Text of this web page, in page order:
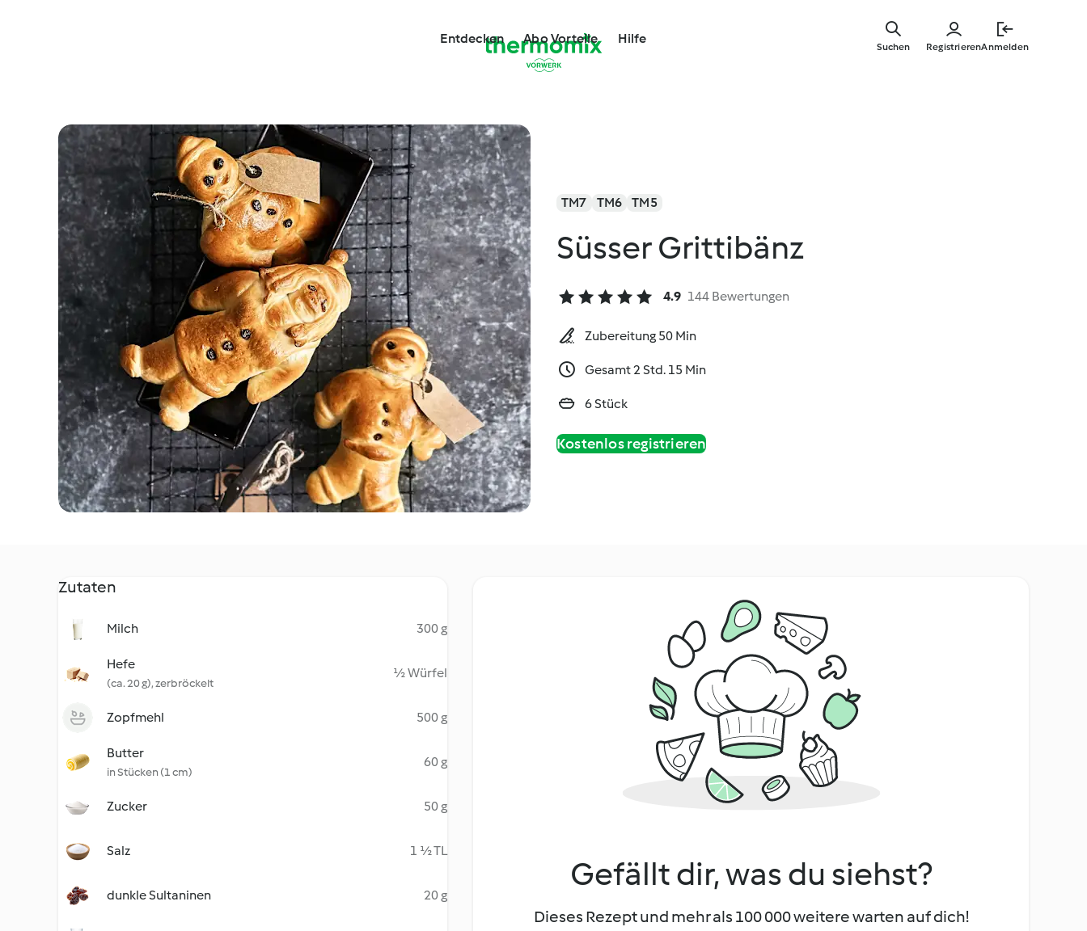
springen
Entdecken Abo Vorteile Hilfe
RegistrierenAnmelden
Suchen
TM7 TM6 TM5
Süsser Grittibänz
4.9 144 Bewertungen
Zubereitung 50 Min
Gesamt 2 Std. 15 Min
6 Stück
Kostenlos registrieren
Zutaten
Milch 300 g
Hefe
(ca. 20 g), zerbröckelt
½ Würfel
Zopfmehl 500 g
Butter
in Stücken (1 cm)
60 g
Zucker 50 g
Salz 1 ½ TL
dunkle Sultaninen 20 g
Gefällt dir, was du siehst?
Dieses Rezept und mehr als 100 000 weitere warten auf dich!